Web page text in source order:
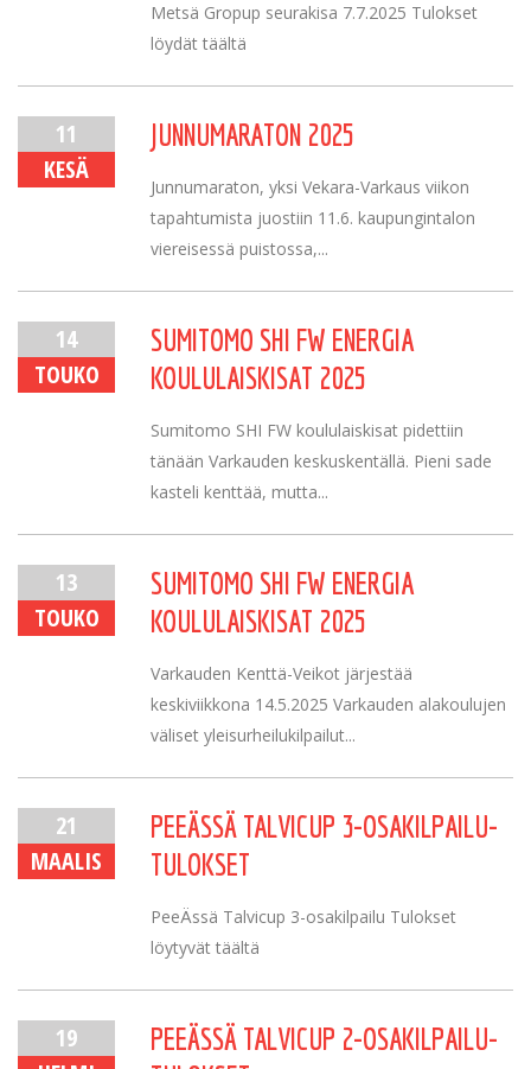
Metsä Gropup seurakisa 7.7.2025 Tulokset
löydät täältä
11
KESÄ
JUNNUMARATON 2025
Junnumaraton, yksi Vekara-Varkaus viikon
tapahtumista juostiin 11.6. kaupungintalon
viereisessä puistossa,...
14
TOUKO
SUMITOMO SHI FW ENERGIA
KOULULAISKISAT 2025
Sumitomo SHI FW koululaiskisat pidettiin
tänään Varkauden keskuskentällä. Pieni sade
kasteli kenttää, mutta...
13
TOUKO
SUMITOMO SHI FW ENERGIA
KOULULAISKISAT 2025
Varkauden Kenttä-Veikot järjestää
keskiviikkona 14.5.2025 Varkauden alakoulujen
väliset yleisurheilukilpailut...
21
MAALIS
PEEÄSSÄ TALVICUP 3-OSAKILPAILU-
TULOKSET
PeeÄssä Talvicup 3-osakilpailu Tulokset
löytyvät täältä
19
PEEÄSSÄ TALVICUP 2-OSAKILPAILU-